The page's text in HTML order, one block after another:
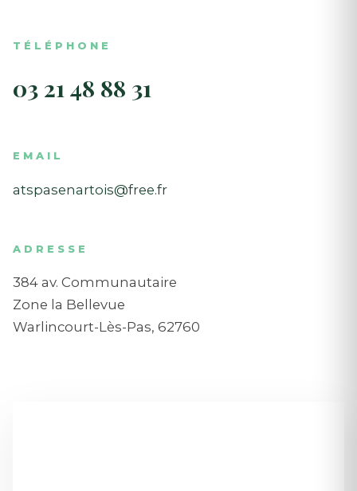
TÉLÉPHONE
03 21 48 88 31
EMAIL
atspasenartois@free.fr
ADRESSE
384 av. Communautaire
Zone la Bellevue
Warlincourt-Lès-Pas, 62760